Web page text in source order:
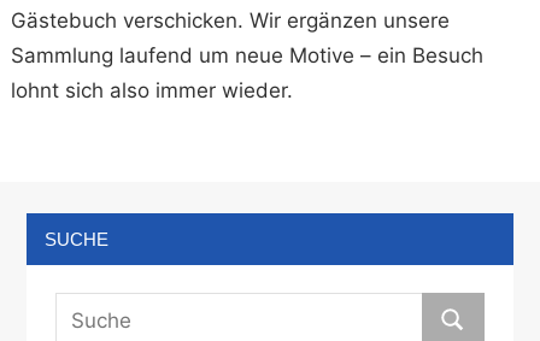
Gästebuch verschicken. Wir ergänzen unsere
Sammlung laufend um neue Motive – ein Besuch
lohnt sich also immer wieder.
SUCHE